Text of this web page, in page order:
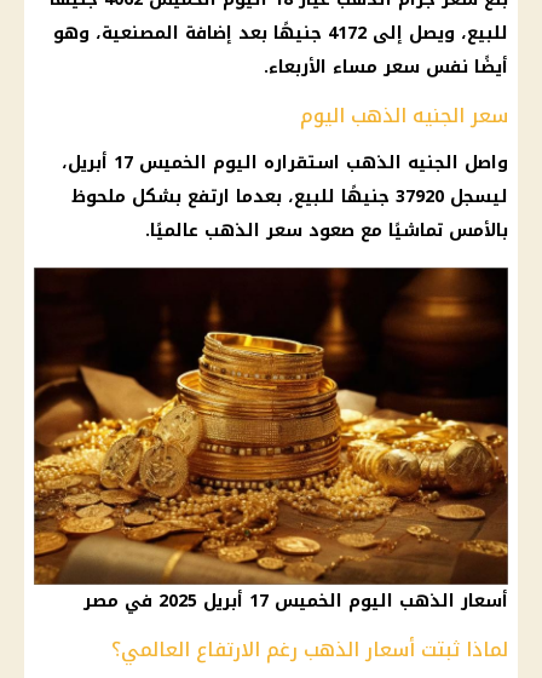
للبيع، ويصل إلى 4172 جنيهًا بعد إضافة المصنعية، وهو
أيضًا نفس سعر مساء الأربعاء.
سعر الجنيه الذهب اليوم
واصل الجنيه الذهب استقراره اليوم الخميس 17 أبريل،
ليسجل 37920 جنيهًا للبيع، بعدما ارتفع بشكل ملحوظ
بالأمس تماشيًا مع صعود سعر الذهب عالميًا.
أسعار الذهب اليوم الخميس 17 أبريل 2025 في مصر
لماذا ثبتت أسعار الذهب رغم الارتفاع العالمي؟